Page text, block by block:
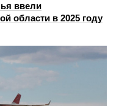
ввели
области в 2025 году